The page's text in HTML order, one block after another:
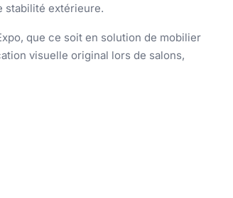
stabilité extérieure.
que ce soit en solution de mobilier
visuelle original lors de salons,